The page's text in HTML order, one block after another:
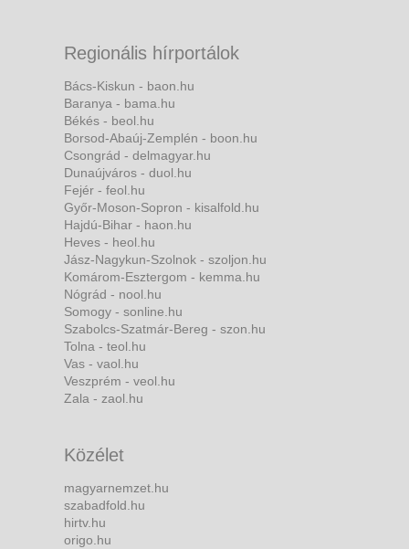
Regionális hírportálok
Bács-Kiskun - baon.hu
Baranya - bama.hu
Békés - beol.hu
Borsod-Abaúj-Zemplén - boon.hu
Csongrád - delmagyar.hu
Dunaújváros - duol.hu
Fejér - feol.hu
Győr-Moson-Sopron - kisalfold.hu
Hajdú-Bihar - haon.hu
Heves - heol.hu
Jász-Nagykun-Szolnok - szoljon.hu
Komárom-Esztergom - kemma.hu
Nógrád - nool.hu
Somogy - sonline.hu
Szabolcs-Szatmár-Bereg - szon.hu
Tolna - teol.hu
Vas - vaol.hu
Veszprém - veol.hu
Zala - zaol.hu
Közélet
magyarnemzet.hu
szabadfold.hu
hirtv.hu
origo.hu